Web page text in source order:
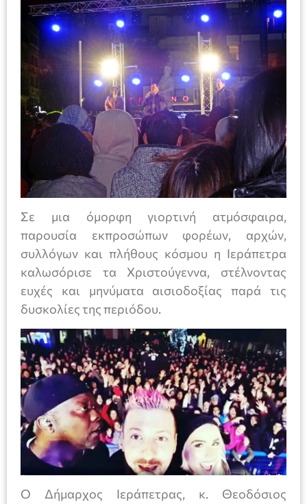
Σε μια όμορφη γιορτινή ατμόσφαιρα,
παρουσία εκπροσώπων φορέων, αρχών,
συλλόγων και πλήθους κόσμου η Ιεράπετρα
καλωσόρισε τα Χριστούγεννα, στέλνοντας
ευχές και μηνύματα αισιοδοξίας παρά τις
δυσκολίες της περιόδου.
Ο Δήμαρχος Ιεράπετρας, κ. Θεοδόσιος